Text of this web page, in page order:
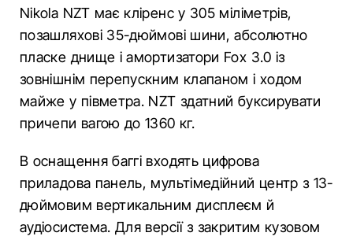
Nikola NZT має кліренс у 305 міліметрів,
позашляхові 35-дюймові шини, абсолютно
пласке днище і амортизатори Fox 3.0 із
зовнішнім перепускним клапаном і ходом
майже у півметра. NZT здатний буксирувати
причепи вагою до 1360 кг.
В оснащення баггі входять цифрова
приладова панель, мультімедійний центр з 13-
дюймовим вертикальним дисплеєм й
аудіосистема. Для версії з закритим кузовом